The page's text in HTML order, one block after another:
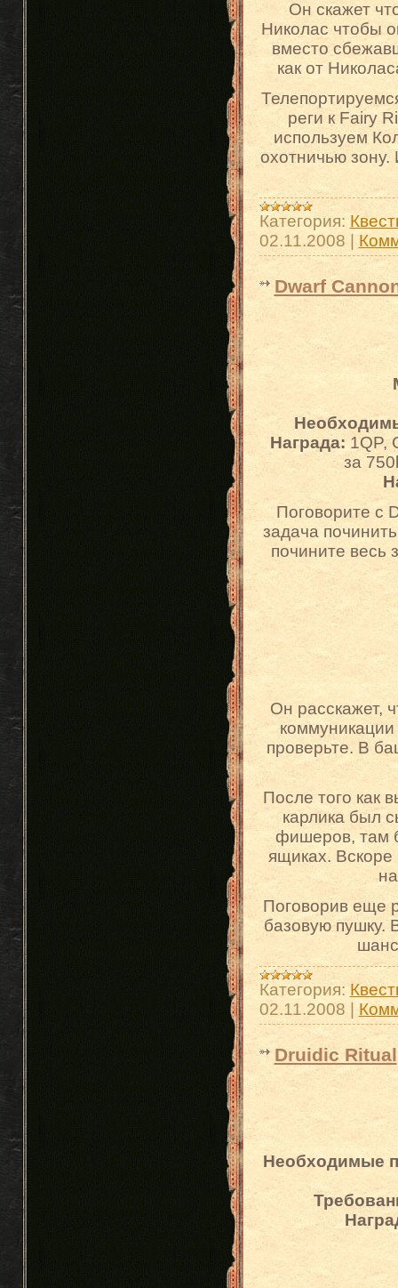
Он скажет
Николас чтобы
вместо
как от
реги к Fairy
используем
охотничью
Категория:
02.11.2008
Dwarf
Награда: 1QP,
за
Поговорите с
задача
почините весь
Он расскажет,
проверьте. В
После того как
карлика был
фишеров, там
ящиках.
Поговорив еще
базовую пушку.
Категория:
02.11.2008
Druidic Ritual
Необходимые